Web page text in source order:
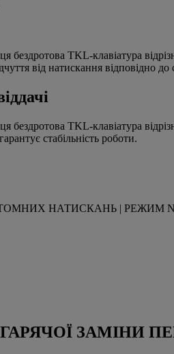
бездротова TKL-клавіатура
від натискання відповідно
бездротова TKL-клавіатура
стабільність роботи.
НАТИСКАНЬ | РЕЖИМ N-
ЗАМІНИ